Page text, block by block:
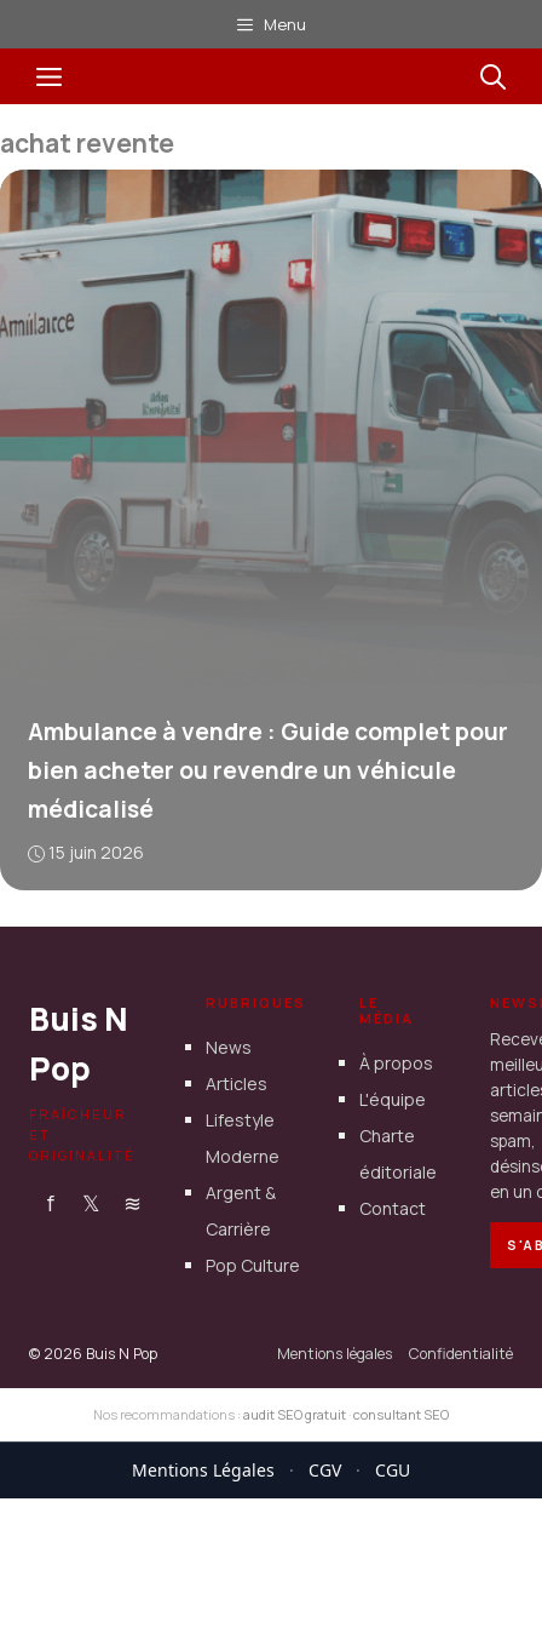
au
contenu
Menu
Menu
achat revente
Ambulance à vendre : Guide complet pour
bien acheter ou revendre un véhicule
médicalisé
15 juin 2026
Buis N
Pop
FRAÎCHEUR
ET
ORIGINALITÉ
f 𝕏 ≋
RUBRIQUES
News
Articles
Lifestyle
Moderne
Argent &
Carrière
Pop Culture
LE
MÉDIA
À propos
L'équipe
Charte
éditoriale
Contact
spam,
en un
© 2026 Buis N Pop Mentions légales Confidentialité
Nos recommandations : audit SEO gratuit ·consultant SEO
Mentions Légales · CGV · CGU